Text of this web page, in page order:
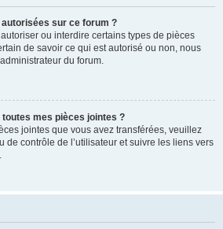
sur ce forum ?
ou interdire certains types de pièces
de savoir ce qui est autorisé ou non, nous
du forum.
mes pièces jointes ?
jointes que vous avez transférées, veuillez
de contrôle de l’utilisateur et suivre les liens vers